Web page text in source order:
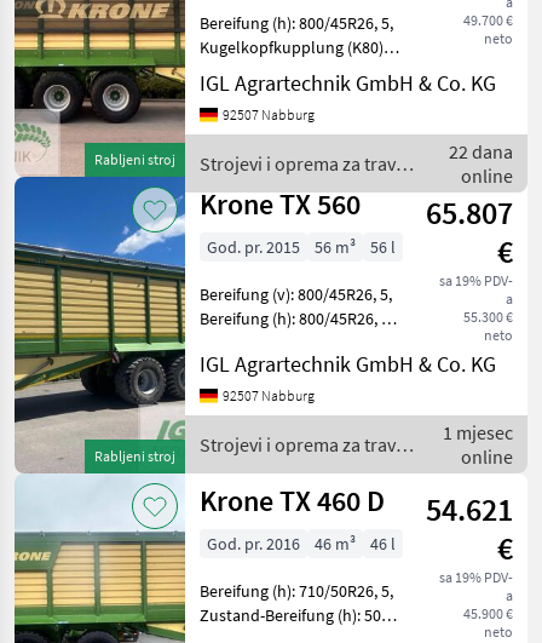
TX
560
MARKETPLACE
Marketplace
Ponude
trgovaca
Mali
Rabljeni stroj
49.700 €
neto
Bereifung (h): 800/45R26, 5,
Kugelkopfkupplung (K80),
Druckluftbremse,
Weitwinkel-Gelenkwelle,
Zwangs-Deichsellenkung
Laderaumabdeckung
Dritem Fah
IGL Agrartechnik GmbH & Co. KG
92507 Nabburg
Strojevi i oprema za travu i
baliranje / Krone
22 dana
online
Rabljeni stroj
Krone TX 560
65.807
€
sa 19% PDV-
a
55.300 €
neto
God. pr. 2015 56 m³ 56 l
Bereifung (v): 800/45R26, 5,
Bereifung (h): 800/45R26, 5,
Druckluftbremse,
Weitwinkel-Gelenkwelle,
Zwangs-Deichsellenkung
(K50) ________
IGL Agrartechnik GmbH & Co. KG
92507 Nabburg
Strojevi i oprema za travu i
baliranje / Krone
1 mjesec
online
Krone TX 460 D
54.621
€
sa 19% PDV-
a
45.900 €
neto
God. pr. 2016 46 m³ 46 l
Bereifung (h): 710/50R26, 5,
Zustand-Bereifung (h): 50